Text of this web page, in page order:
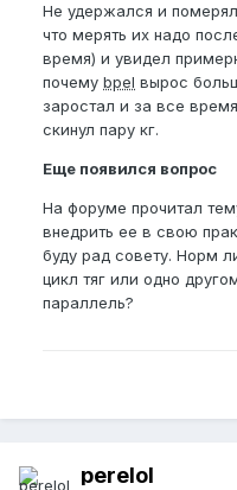
Не удержался и
что мерять их надо
время) и увидел
почему bpel вырос
заростал и за все
скинул пару кг.
Еще появился вопрос
На форуме прочитал
внедрить ее в свою
буду рад совету. Норм
цикл тяг или одно
параллель?
perelol